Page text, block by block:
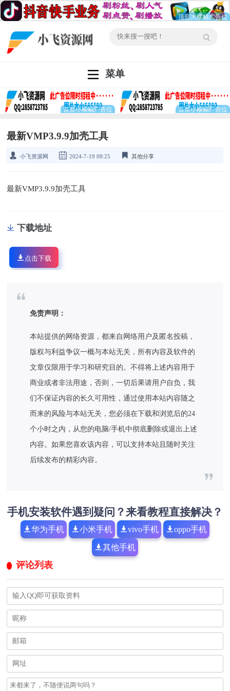
菜单
最新VMP3.9.9加壳工具
小飞资源网 2024-7-19 08:25 其他分享
最新VMP3.9.9加壳工具
下载地址
点击下载
免责声明：
本站提供的网络资源，都来自网络用户及匿名投稿，
版权与利益争议一概与本站无关，所有内容及软件的
文章仅限用于学习和研究目的。不得将上述内容用于
商业或者非法用途，否则，一切后果请用户自负，我
们不保证内容的长久可用性，通过使用本站内容随之
而来的风险与本站无关，您必须在下载和浏览后的24
个小时之内，从您的电脑/手机中彻底删除或退出上述
内容。如果您喜欢该内容，可以支持本站且随时关注
后续发布的精彩内容。
手机安装软件遇到疑问？来看教程直接解决？
华为手机 小米手机 vivo手机 oppo手机
其他手机
评论列表